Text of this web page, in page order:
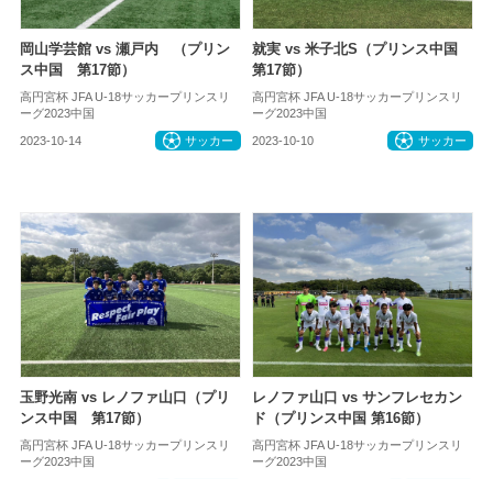
岡山学芸館 vs 瀬戸内 （プリン
ス中国 第17節）
高円宮杯 JFA U-18サッカープリンスリ
ーグ2023中国
2023-10-14 サッカー
就実 vs 米子北S（プリンス中国
第17節）
高円宮杯 JFA U-18サッカープリンスリ
ーグ2023中国
2023-10-10 サッカー
玉野光南 vs レノファ山口（プリ
ンス中国 第17節）
高円宮杯 JFA U-18サッカープリンスリ
ーグ2023中国
レノファ山口 vs サンフレセカン
ド（プリンス中国 第16節）
高円宮杯 JFA U-18サッカープリンスリ
ーグ2023中国